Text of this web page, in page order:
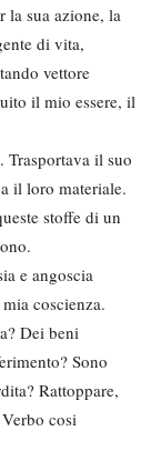
la sua azione, la
di vita,
vettore
il mio essere, il
Trasportava il suo
il loro materiale.
stoffe di un
e angoscia
coscienza.
Dei beni
Sono
Rattoppare,
cosi